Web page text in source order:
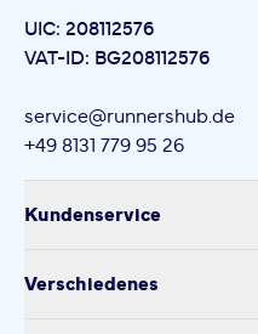
UIC: 208112576
VAT-ID: BG208112576
service@runnershub.de
+49 8131 779 95 26
Kundenservice
Verschiedenes